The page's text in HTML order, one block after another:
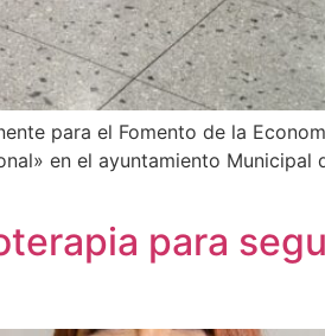
para el Fomento de la
en el ayuntamiento Municipal
para